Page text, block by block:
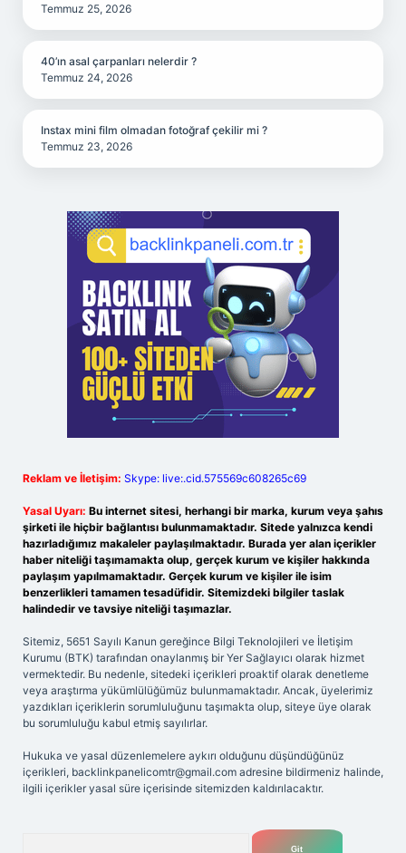
Temmuz 25, 2026
40’ın asal çarpanları nelerdir ?
Temmuz 24, 2026
Instax mini film olmadan fotoğraf çekilir mi ?
Temmuz 23, 2026
Reklam ve İletişim: Skype: live:.cid.575569c608265c69
Yasal Uyarı: Bu internet sitesi, herhangi bir marka, kurum veya şahıs
şirketi ile hiçbir bağlantısı bulunmamaktadır. Sitede yalnızca kendi
hazırladığımız makaleler paylaşılmaktadır. Burada yer alan içerikler
haber niteliği taşımamakta olup, gerçek kurum ve kişiler hakkında
paylaşım yapılmamaktadır. Gerçek kurum ve kişiler ile isim
benzerlikleri tamamen tesadüfidir. Sitemizdeki bilgiler taslak
halindedir ve tavsiye niteliği taşımazlar.
Sitemiz, 5651 Sayılı Kanun gereğince Bilgi Teknolojileri ve İletişim
Kurumu (BTK) tarafından onaylanmış bir Yer Sağlayıcı olarak hizmet
vermektedir. Bu nedenle, sitedeki içerikleri proaktif olarak denetleme
veya araştırma yükümlülüğümüz bulunmamaktadır. Ancak, üyelerimiz
yazdıkları içeriklerin sorumluluğunu taşımakta olup, siteye üye olarak
bu sorumluluğu kabul etmiş sayılırlar.
Hukuka ve yasal düzenlemelere aykırı olduğunu düşündüğünüz
içerikleri, backlinkpanelicomtr@gmail.com adresine bildirmeniz halinde,
ilgili içerikler yasal süre içerisinde sitemizden kaldırılacaktır.